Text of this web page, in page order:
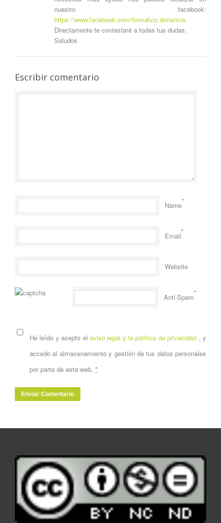
nuestro facebook:
https://www.facebook.com/formalviz.docencia
Directamente te contestaré a todas tus dudas.
Saludos
Escribir comentario
Name*
Email*
Website
Anti-Spam*
He leído y acepto el aviso legal y la política de privacidad , y
accedo al almacenamiento y gestión de tus datos personales
por parte de esta web. *